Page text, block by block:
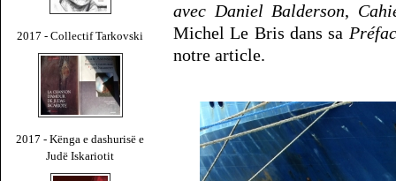
2017 - Collectif Tarkovski
2017 - Kënga e dashurisë e
Judë Iskariotit
avec Daniel Balderson,
Michel Le Bris dans sa
notre article.